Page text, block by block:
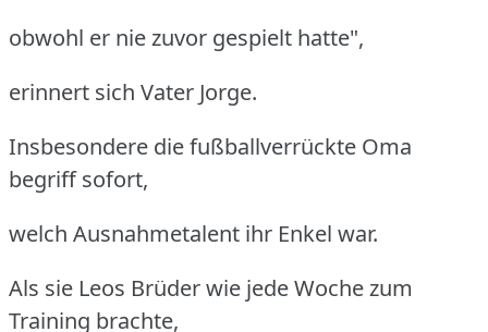
obwohl er nie zuvor gespielt hatte",
erinnert sich Vater Jorge.
Insbesondere die fußballverrückte Oma
begriff sofort,
welch Ausnahmetalent ihr Enkel war.
Als sie Leos Brüder wie jede Woche zum
Training brachte,